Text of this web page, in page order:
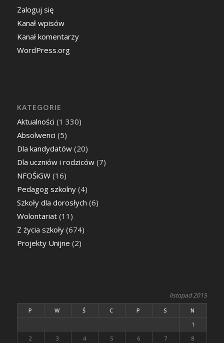
Zaloguj się
Kanał wpisów
Kanał komentarzy
WordPress.org
KATEGORIE
Aktualności (1 330)
Absolwenci (5)
Dla kandydatów(20)
Dla uczniów i rodziców(7)
NFOŚiGW(16)
Pedagog szkolny(4)
Szkoły dla dorosłych (6)
Wolontariat(11)
Z życia szkoły(674)
Projekty Unijne (2)
listopad 2015
P W Ś C P S
N
1
2
3 4 5 6 7 8